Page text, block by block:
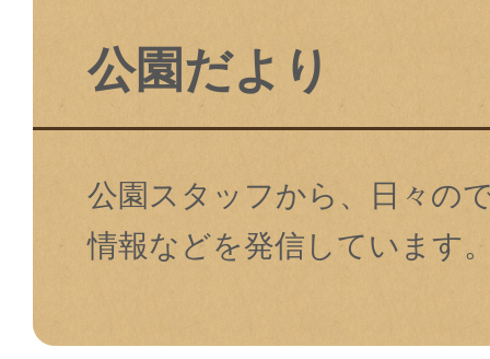
公園だより
公園スタッフから、日々の
情報などを発信しています